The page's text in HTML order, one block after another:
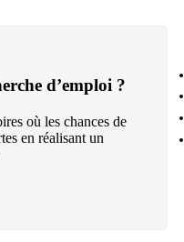
d’emploi ?
où les chances de
en réalisant un